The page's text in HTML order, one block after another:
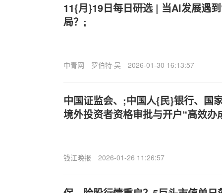
11{月}19日每日研选 | 当AI发展遇
局？;
中青网 罗伯特·吴 2026-01-30 16:13:57
中国证监会、;中国人{民}银行、国
境外投资者资格审批与开户“高效办
钱江晚报 2026-01-26 11:26:57